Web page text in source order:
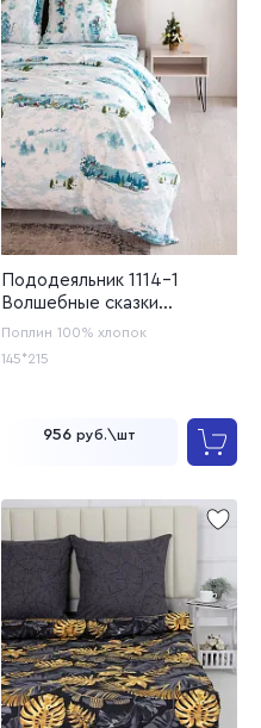
Пододеяльник 1114-1
Волшебные сказки
(20с259)
Поплин 100% хлопок
145*215
956 руб.\шт